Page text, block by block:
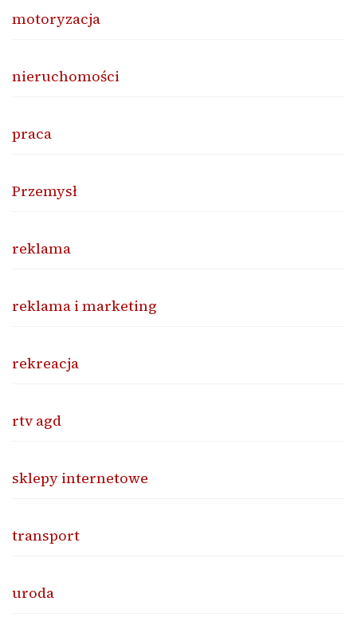
motoryzacja
nieruchomości
praca
Przemysł
reklama
reklama i marketing
rekreacja
rtv agd
sklepy internetowe
transport
uroda